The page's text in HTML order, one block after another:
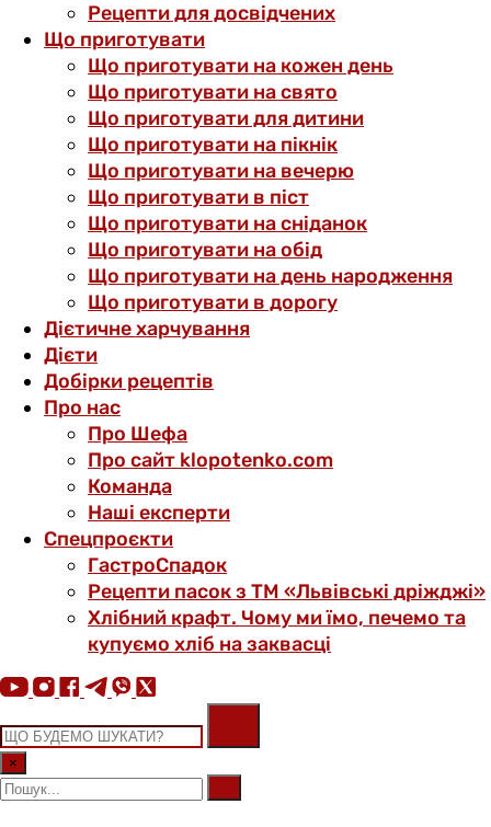
Рецепти для досвідчених
Що приготувати
Що приготувати на кожен день
Що приготувати на свято
Що приготувати для дитини
Що приготувати на пікнік
Що приготувати на вечерю
Що приготувати в піст
Що приготувати на сніданок
Що приготувати на обід
Що приготувати на день народження
Що приготувати в дорогу
Дієтичне харчування
Дієти
Добірки рецептів
Про нас
Про Шефа
Про сайт klopotenko.com
Команда
Наші експерти
Спецпроєкти
ГастроСпадок
Рецепти пасок з ТМ «Львівські дріжджі»
Хлібний крафт. Чому ми їмо, печемо та
купуємо хліб на заквасці
×